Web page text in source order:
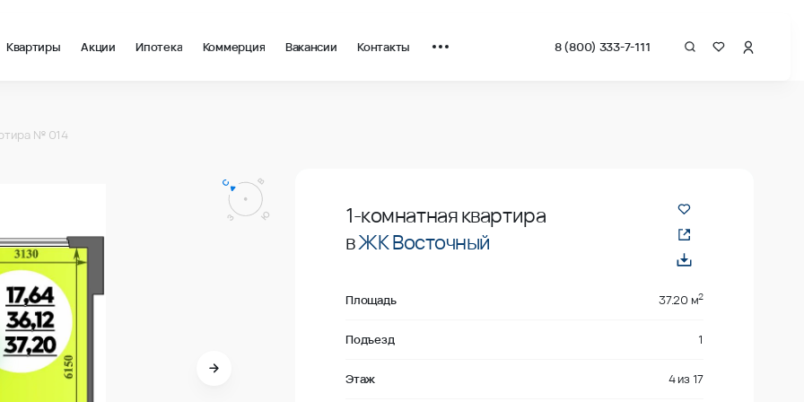
Квартиры Акции Ипотека Коммерция Вакансии Контакты 8 (800) 333-7-111
№ 014
1-комнатная квартира
вЖК Восточный
Площадь 37.20 м2
Подъезд 1
Этаж 4из 17